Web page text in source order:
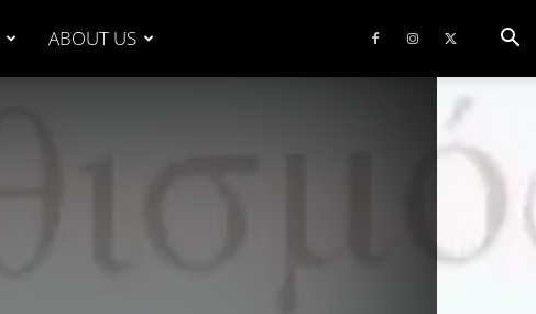
ABOUT US